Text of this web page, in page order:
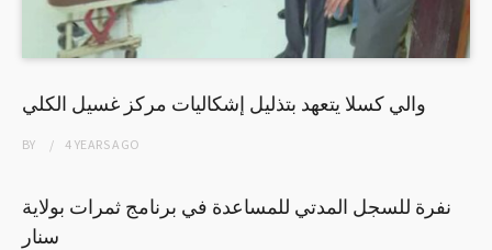
والي كسلا يتعهد بتذليل إشكاليات مركز غسيل الكلي
BY 4 YEARSAGO
نفرة للسجل المدتي للمساعدة في برنامج ثمرات بولاية
سنار